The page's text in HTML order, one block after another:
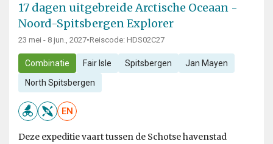
17 dagen uitgebreide Arctische Oceaan -
Noord-Spitsbergen Explorer
23 mei - 8 jun., 2027•Reiscode: HDS02C27
Combinatie Fair Isle Spitsbergen Jan Mayen
North Spitsbergen
EN
Deze expeditie vaart tussen de Schotse havenstad